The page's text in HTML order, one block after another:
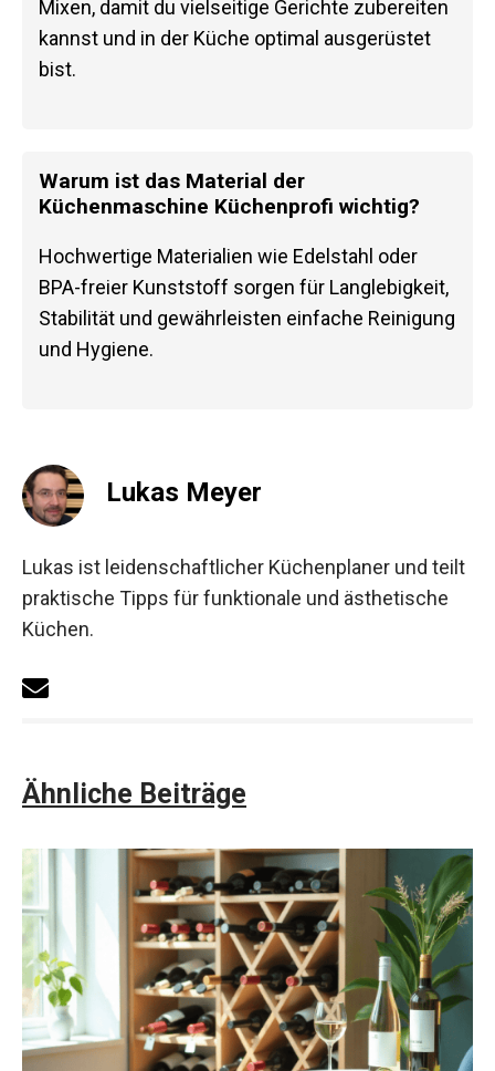
Mixen, damit du vielseitige Gerichte zubereiten
kannst und in der Küche optimal ausgerüstet
bist.
Warum ist das Material der
Küchenmaschine Küchenprofi wichtig?
Hochwertige Materialien wie Edelstahl oder
BPA-freier Kunststoff sorgen für Langlebigkeit,
Stabilität und gewährleisten einfache Reinigung
und Hygiene.
Lukas Meyer
Lukas ist leidenschaftlicher Küchenplaner und teilt
praktische Tipps für funktionale und ästhetische
Küchen.
Ähnliche Beiträge